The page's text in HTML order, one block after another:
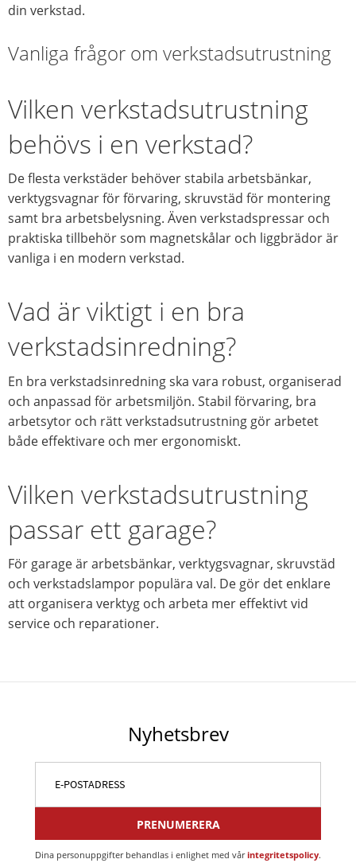
din verkstad.
Vanliga frågor om verkstadsutrustning
Vilken verkstadsutrustning
behövs i en verkstad?
De flesta verkstäder behöver stabila arbetsbänkar,
verktygsvagnar för förvaring, skruvstäd för montering
samt bra arbetsbelysning. Även verkstadspressar och
praktiska tillbehör som magnetskålar och liggbrädor är
vanliga i en modern verkstad.
Vad är viktigt i en bra
verkstadsinredning?
En bra verkstadsinredning ska vara robust, organiserad
och anpassad för arbetsmiljön. Stabil förvaring, bra
arbetsytor och rätt verkstadsutrustning gör arbetet
både effektivare och mer ergonomiskt.
Vilken verkstadsutrustning
passar ett garage?
För garage är arbetsbänkar, verktygsvagnar, skruvstäd
och verkstadslampor populära val. De gör det enklare
att organisera verktyg och arbeta mer effektivt vid
service och reparationer.
Nyhetsbrev
PRENUMERERA
Dina personuppgifter behandlas i enlighet med vårintegritetspolicy.